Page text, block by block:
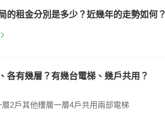
的租金分別是多少？近幾年的走勢如何？
各有幾層？有幾台電梯、幾戶共用？
2戶其他樓層一層4戶共用兩部電梯